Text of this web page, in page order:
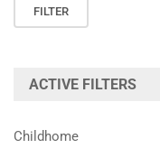
Min.
Max.FILTER
ACTIVE FILTERS
Childhome